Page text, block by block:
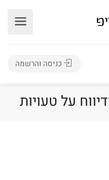
כניסה והרשמה
על טעויות